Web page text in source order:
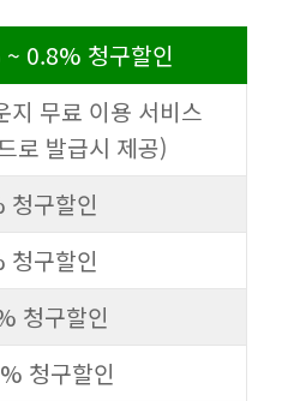
0.8% 청구할인
무료 이용 서비스
로 발급시 제공)
청구할인
청구할인
청구할인
청구할인